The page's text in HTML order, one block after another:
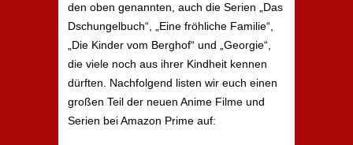
den oben genannten, auch die Serien „Das
Dschungelbuch“, „Eine fröhliche Familie“,
„Die Kinder vom Berghof“ und „Georgie“,
die viele noch aus ihrer Kindheit kennen
dürften. Nachfolgend listen wir euch einen
großen Teil der neuen Anime Filme und
Serien bei Amazon Prime auf: